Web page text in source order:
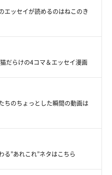
エッセイが読めるのはねこのき
だらけの4コマ＆エッセイ漫画
ちのちょっとした瞬間の動画は
る”あれこれ”ネタはこちら